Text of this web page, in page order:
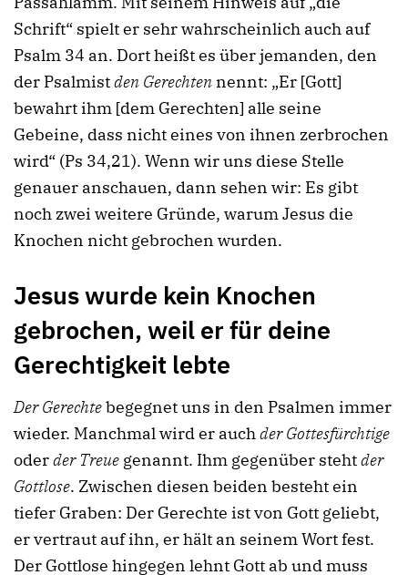
Schrift“ spielt er sehr wahrscheinlich auch auf
Psalm 34 an. Dort heißt es über jemanden, den
der Psalmistden Gerechtennennt: „Er [Gott]
bewahrt ihm [dem Gerechten] alle seine
Gebeine, dass nicht eines von ihnen zerbrochen
wird“ (Ps 34,21). Wenn wir uns diese Stelle
genauer anschauen, dann sehen wir: Es gibt
noch zwei weitere Gründe, warum Jesus die
Knochen nicht gebrochen wurden.
Jesus wurde kein Knochen
gebrochen, weil er für deine
Gerechtigkeit lebte
Der Gerechtebegegnet uns in den Psalmen immer
wieder. Manchmal wird er auchder Gottesfürchtige
oderder Treue genannt. Ihm gegenüber stehtder
Gottlose. Zwischen diesen beiden besteht ein
tiefer Graben: Der Gerechte ist von Gott geliebt,
er vertraut auf ihn, er hält an seinem Wort fest.
Der Gottlose hingegen lehnt Gott ab und muss